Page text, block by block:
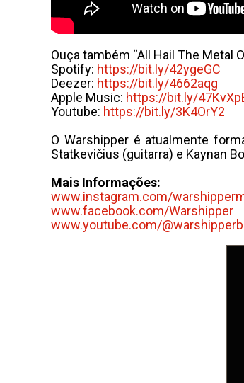
Ouça também “All Hail The Metal
Spotify: https://bit.ly/42ygeGC
Deezer: https://bit.ly/4662aqg
Apple Music: https://bit.ly/
Youtube: https://bit.ly/3K4OrY2
O Warshipper é atualmente
Statkevičius (guitarra) e Kaynan
Mais Informações:
www.instagram.com/
www.facebook.com/Warshipper
www.youtube.com/@